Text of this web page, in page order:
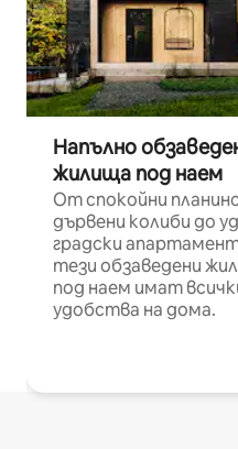
Напълно
жилища под наем
От спокойни
дървени колиби до
градски
тези обзаведени
под наем имат
удобства на дома.